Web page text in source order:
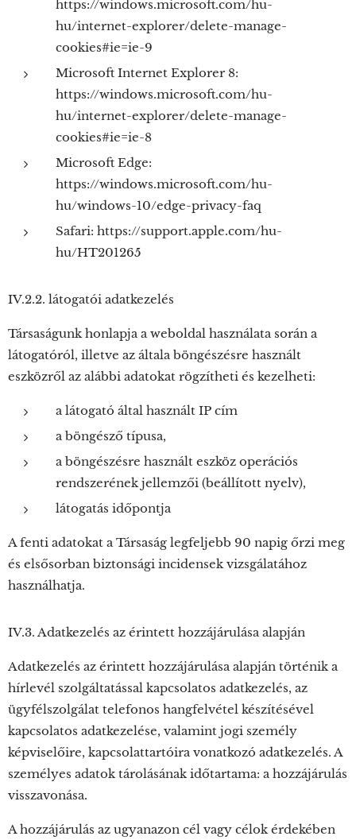
https://windows.microsoft.com/hu-
hu/internet-explorer/delete-manage-
cookies#ie=ie-9
Microsoft Internet Explorer 8:
https://windows.microsoft.com/hu-
hu/internet-explorer/delete-manage-
cookies#ie=ie-8
Microsoft Edge:
https://windows.microsoft.com/hu-
hu/windows-10/edge-privacy-faq
Safari: https://support.apple.com/hu-
hu/HT201265
IV.2.2. látogatói adatkezelés
Társaságunk honlapja a weboldal használata során a
látogatóról, illetve az általa böngészésre használt
eszközről az alábbi adatokat rögzítheti és kezelheti:
a látogató által használt IP cím
a böngésző típusa,
a böngészésre használt eszköz operációs
rendszerének jellemzői (beállított nyelv),
látogatás időpontja
A fenti adatokat a Társaság legfeljebb 90 napig őrzi meg
és elsősorban biztonsági incidensek vizsgálatához
használhatja.
IV.3. Adatkezelés az érintett hozzájárulása alapján
Adatkezelés az érintett hozzájárulása alapján történik a
hírlevél szolgáltatással kapcsolatos adatkezelés, az
ügyfélszolgálat telefonos hangfelvétel készítésével
kapcsolatos adatkezelése, valamint jogi személy
képviselőire, kapcsolattartóira vonatkozó adatkezelés. A
személyes adatok tárolásának időtartama: a hozzájárulás
visszavonása.
A hozzájárulás az ugyanazon cél vagy célok érdekében